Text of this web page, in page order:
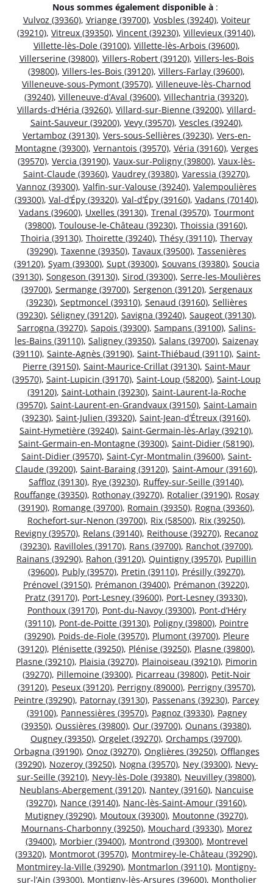
Nous sommes également disponible à :
Vulvoz (39360), Vriange (39700), Vosbles (39240), Voiteur
(39210), Vitreux (39350), Vincent (39230), Villevieux (39140),
Villette-lès-Dole (39100), Villette-lès-Arbois (39600),
Villerserine (39800), Villers-Robert (39120), Villers-les-Bois
(39800), Villers-les-Bois (39120), Villers-Farlay (39600),
Villeneuve-sous-Pymont (39570), Villeneuve-lès-Charnod
(39240), Villeneuve-d’Aval (39600), Villechantria (39320),
Villards-d’Héria (39260), Villard-sur-Bienne (39200), Villard-
Saint-Sauveur (39200), Vevy (39570), Vescles (39240),
Vertamboz (39130), Vers-sous-Sellières (39230), Vers-en-
Montagne (39300), Vernantois (39570), Véria (39160), Verges
(39570), Vercia (39190), Vaux-sur-Poligny (39800), Vaux-lès-
Saint-Claude (39360), Vaudrey (39380), Varessia (39270),
Vannoz (39300), Valfin-sur-Valouse (39240), Valempoulières
(39300), Val-d’Épy (39320), Val-d’Épy (39160), Vadans (70140),
Vadans (39600), Uxelles (39130), Trenal (39570), Tourmont
(39800), Toulouse-le-Château (39230), Thoissia (39160),
Thoiria (39130), Thoirette (39240), Thésy (39110), Thervay
(39290), Taxenne (39350), Tavaux (39500), Tassenières
(39120), Syam (39300), Supt (39300), Souvans (39380), Soucia
(39130), Songeson (39130), Sirod (39300), Serre-les-Moulières
(39700), Sermange (39700), Sergenon (39120), Sergenaux
(39230), Septmoncel (39310), Senaud (39160), Sellières
(39230), Séligney (39120), Savigna (39240), Saugeot (39130),
Sarrogna (39270), Sapois (39300), Sampans (39100), Salins-
les-Bains (39110), Saligney (39350), Salans (39700), Saizenay
(39110), Sainte-Agnès (39190), Saint-Thiébaud (39110), Saint-
Pierre (39150), Saint-Maurice-Crillat (39130), Saint-Maur
(39570), Saint-Lupicin (39170), Saint-Loup (58200), Saint-Loup
(39120), Saint-Lothain (39230), Saint-Laurent-la-Roche
(39570), Saint-Laurent-en-Grandvaux (39150), Saint-Lamain
(39230), Saint-Julien (39320), Saint-Jean-d’Étreux (39160),
Saint-Hymetière (39240), Saint-Germain-lès-Arlay (39210),
Saint-Germain-en-Montagne (39300), Saint-Didier (58190),
Saint-Didier (39570), Saint-Cyr-Montmalin (39600), Saint-
Claude (39200), Saint-Baraing (39120), Saint-Amour (39160),
Saffloz (39130), Rye (39230), Ruffey-sur-Seille (39140),
Rouffange (39350), Rothonay (39270), Rotalier (39190), Rosay
(39190), Romange (39700), Romain (39350), Rogna (39360),
Rochefort-sur-Nenon (39700), Rix (58500), Rix (39250),
Revigny (39570), Relans (39140), Reithouse (39270), Recanoz
(39230), Ravilloles (39170), Rans (39700), Ranchot (39700),
Rainans (39290), Rahon (39120), Quintigny (39570), Pupillin
(39600), Publy (39570), Pretin (39110), Présilly (39270),
Prénovel (39150), Prémanon (39400), Prémanon (39220),
Pratz (39170), Port-Lesney (39600), Port-Lesney (39330),
Ponthoux (39170), Pont-du-Navoy (39300), Pont-d’Héry
(39110), Pont-de-Poitte (39130), Poligny (39800), Pointre
(39290), Poids-de-Fiole (39570), Plumont (39700), Pleure
(39120), Plénisette (39250), Plénise (39250), Plasne (39800),
Plasne (39210), Plaisia (39270), Plainoiseau (39210), Pimorin
(39270), Pillemoine (39300), Picarreau (39800), Petit-Noir
(39120), Peseux (39120), Perrigny (89000), Perrigny (39570),
Peintre (39290), Patornay (39130), Passenans (39230), Parcey
(39100), Pannessières (39570), Pagnoz (39330), Pagney
(39350), Oussières (39800), Our (39700), Ounans (39380),
Ougney (39350), Orgelet (39270), Orchamps (39700),
Orbagna (39190), Onoz (39270), Onglières (39250), Offlanges
(39290), Nozeroy (39250), Nogna (39570), Ney (39300), Nevy-
sur-Seille (39210), Nevy-lès-Dole (39380), Neuvilley (39800),
Neublans-Abergement (39120), Nantey (39160), Nancuise
(39270), Nance (39140), Nanc-lès-Saint-Amour (39160),
Mutigney (39290), Moutoux (39300), Moutonne (39270),
Mournans-Charbonny (39250), Mouchard (39330), Morez
(39400), Morbier (39400), Montrond (39300), Montrevel
(39320), Montmorot (39570), Montmirey-le-Château (39290),
Montmirey-la-Ville (39290), Montmarlon (39110), Montigny-
sur-l’Ain (39300), Montigny-lès-Arsures (39600), Montholier